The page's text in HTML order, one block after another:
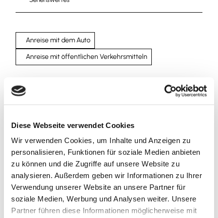
Diese Webseite verwendet Cookies
Wir verwenden Cookies, um Inhalte und Anzeigen zu
personalisieren, Funktionen für soziale Medien anbieten
zu können und die Zugriffe auf unsere Website zu
analysieren. Außerdem geben wir Informationen zu Ihrer
Verwendung unserer Website an unsere Partner für
soziale Medien, Werbung und Analysen weiter. Unsere
Partner führen diese Informationen möglicherweise mit
Anreise mit dem Auto
Anreise mit öffentlichen Verkehrsmitteln
Wir bedanken uns!
Die nachfolgenden Einrichtungen und Institutionen
haben uns in der Vergangenheit finanziell gefördert